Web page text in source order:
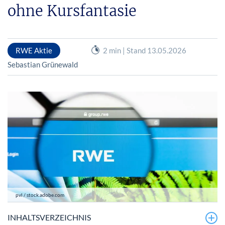
ohne Kursfantasie
RWE Aktie
2 min | Stand 13.05.2026
Sebastian Grünewald
pvl / stock.adobe.com
INHALTSVERZEICHNIS